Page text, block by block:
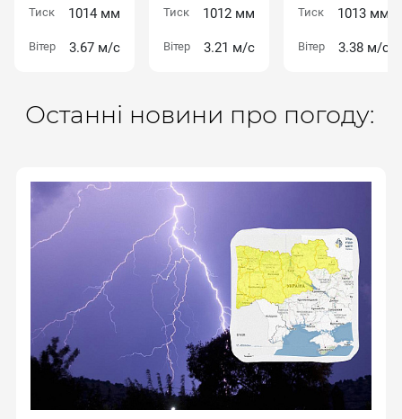
Тиск 1014 мм
Вітер 3.67 м/с
Тиск 1012 мм
Вітер 3.21 м/с
Тиск 1013 мм
Вітер 3.38 м/с
Останні новини про погоду: